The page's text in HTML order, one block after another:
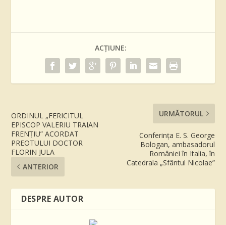
ACȚIUNE:
ORDINUL „FERICITUL
EPISCOP VALERIU TRAIAN
FRENȚIU” ACORDAT
PREOTULUI DOCTOR
FLORIN JULA
ANTERIOR
URMĂTORUL
Conferința E. S. George
Bologan, ambasadorul
României în Italia, în
Catedrala „Sfântul Nicolae”
DESPRE AUTOR